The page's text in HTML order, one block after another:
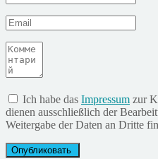
Ich habe das Impressum zur
dienen ausschließlich der
Weitergabe der Daten an Dritte